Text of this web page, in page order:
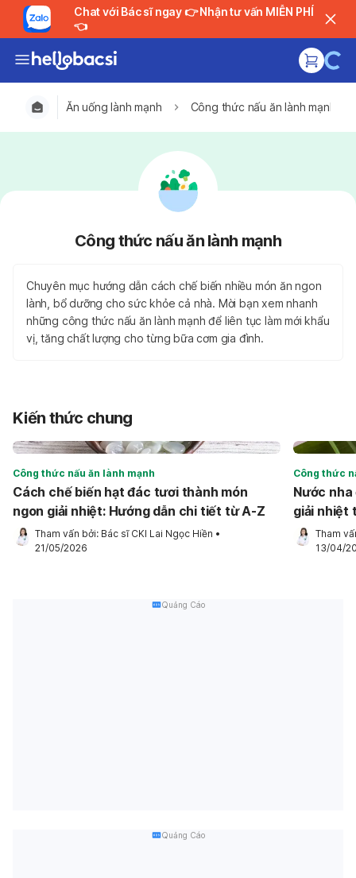
Chat với Bác sĩ ngay 👉 Nhận tư vấn MIỄN PHÍ
👈
Ăn uống lành mạnh Công thức nấu ăn lành mạnh
Công thức nấu ăn lành mạnh
Chuyên mục hướng dẫn cách chế biến nhiều món ăn ngon
lành, bổ dưỡng cho sức khỏe cả nhà. Mời bạn xem nhanh
những công thức nấu ăn lành mạnh để liên tục làm mới khẩu
vị, tăng chất lượng cho từng bữa cơm gia đình.
Kiến thức chung
Công thức nấu ăn lành mạnh
Cách chế biến hạt đác tươi thành món
ngon giải nhiệt: Hướng dẫn chi tiết từ A-Z
Tham vấn bởi: Bác sĩ CKI Lai Ngọc Hiền •
21/05/2026
Công thức
Nước nha
giải nhiệt
Tham
13/04/
Quảng Cáo
Quảng Cáo